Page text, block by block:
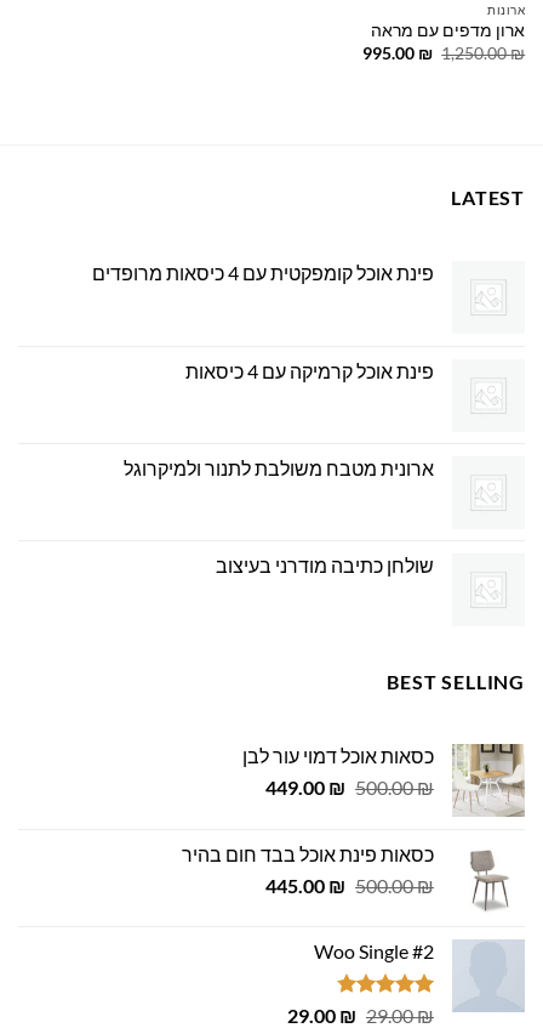
ארונות
ארון מדפים עם מראה
1,250.00₪
המחיר
995.00 ₪
המחיר
LATEST
פינת אוכל קומפקטית עם 4 כיסאות מרופדים
פינת אוכל קרמיקה עם 4 כיסאות
ארונית מטבח משולבת לתנור ולמיקרוגל
שולחן כתיבה מודרני בעיצוב
BEST SELLING
כסאות אוכל דמוי עור לבן
500.00₪
המחיר
500.00 ₪.
449.00 ₪
המחיר
449.00 ₪.
כסאות פינת אוכל בבד חום בהיר
500.00₪
המחיר
500.00 ₪.
445.00 ₪
המחיר
Woo Single #2
דורג4.75
29.00₪
המחיר
29.00 ₪
המחיר